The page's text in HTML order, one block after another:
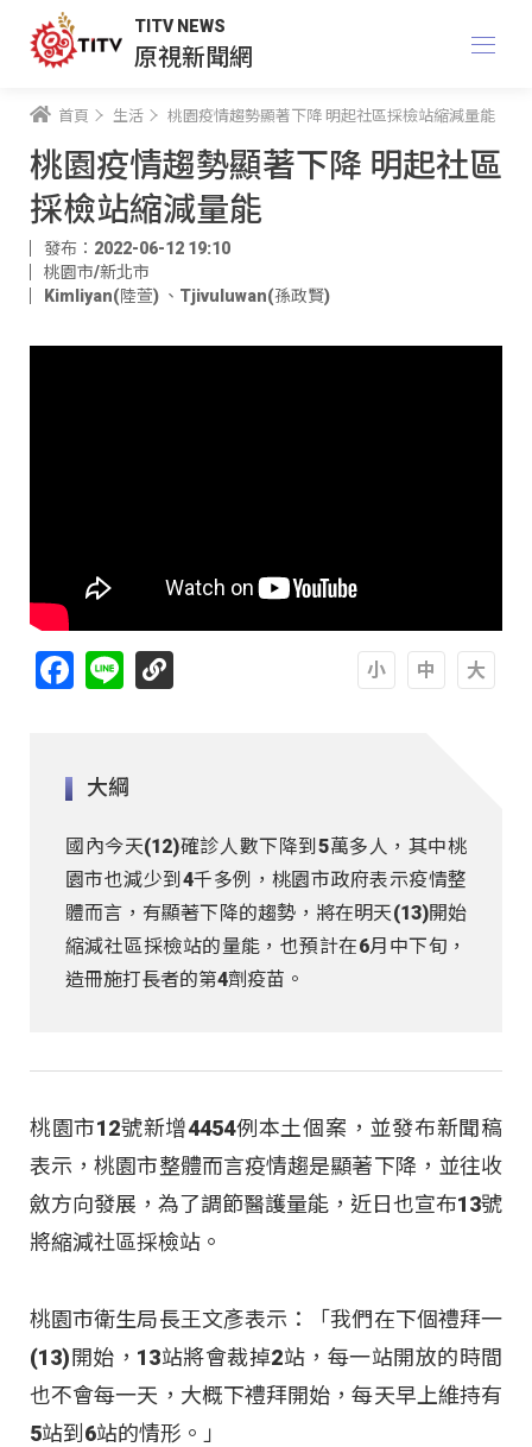
TITV NEWS
原視新聞網
首頁 生活 桃園疫情趨勢顯著下降 明起社區採檢站縮減量能
桃園疫情趨勢顯著下降 明起社區
採檢站縮減量能
發布：2022-06-12 19:10
桃園市/新北市
Kimliyan(陸萱) 、 Tjivuluwan(孫政賢)
Facebook
Line
大綱
國內今天(12)確診人數下降到5萬多人，其中桃
園市也減少到4千多例，桃園市政府表示疫情整
體而言，有顯著下降的趨勢，將在明天(13)開始
縮減社區採檢站的量能，也預計在6月中下旬，
造冊施打長者的第4劑疫苗。
桃園市12號新增4454例本土個案，並發布新聞稿
表示，桃園市整體而言疫情趨是顯著下降，並往收
斂方向發展，為了調節醫護量能，近日也宣布13號
將縮減社區採檢站。
桃園市衛生局長王文彥表示：「我們在下個禮拜一
(13)開始，13站將會裁掉2站，每一站開放的時間
也不會每一天，大概下禮拜開始，每天早上維持有
5站到6站的情形。」